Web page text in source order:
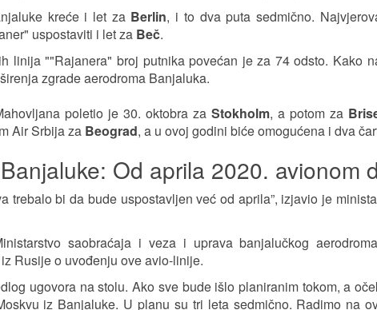
kreće i let za Berlin, i to dva puta sedmično.
uspostaviti i let za Beč.
linija ""Rajanera" broj putnika povećan je za 74 odsto. Kako
zgrade aerodroma Banjaluka.
poletio je 30. oktobra zaStokholm, a potom za
Air Srbija za Beograd, a u ovoj godini biće omogućena i dva
Od aprila 2020. avionom
trebalo bi da bude uspostavljen već od aprila”, izjavio je
saobraćaja i veza i uprava banjalučkog
Rusije o uvođenju ove avio-linije.
ugovora na stolu. Ako sve bude išlo planiranim tokom, a
iz Banjaluke. U planu su tri leta sedmično. Radimo na